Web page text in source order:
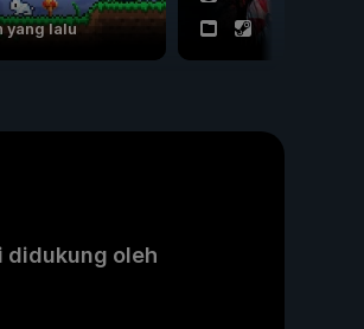
yang lalu
didukung oleh